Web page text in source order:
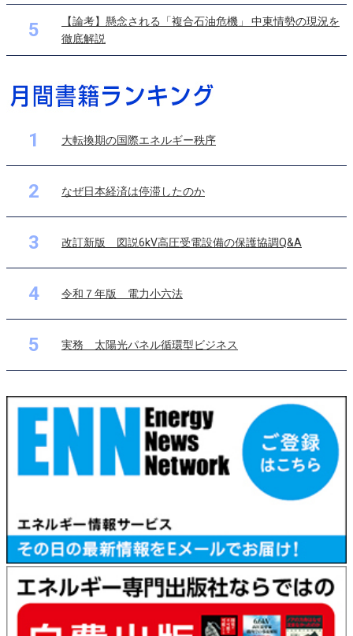
5
【論考】懸念される「複合石油危機」 中東情勢の現況を
徹底解説
1 大転換期の国際エネルギー秩序
2 なぜ日本経済は停滞したのか
3 改訂新版 図説6kV高圧受電設備の保護協調Q&A
4 令和７年版 電力小六法
5 実務 太陽光パネル循環型ビジネス